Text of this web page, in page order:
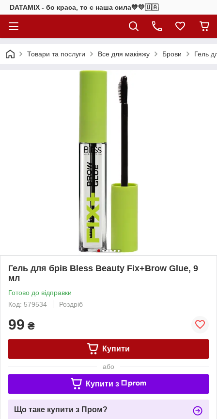
DATAMIX - бо краcа, то є наша сила​💙💛🇺🇦​
Товари та послуги Все для макіяжу Брови Гель
Гель для брів Bless Beauty Fix+Brow Glue, 9
мл
Готово до відправки
Код: 579534
Роздріб
99 ₴
Купити
або
Купити з
Що таке купити з Пром?